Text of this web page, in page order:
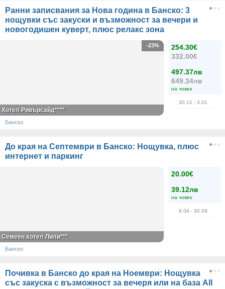
Ранни записвания за Нова година в Банско: 3
нощувки със закуски и възможност за вечери и
новогодишен куверт, плюс релакс зона
254.30€
332.00€
497.37лв
649.34лв
на човек
30.12 - 3.01
-23%
Хотел Ривърсайд****
Банско
До края на Септември в Банско: Нощувка, плюс
интернет и паркинг
20.00€
39.12лв
на човек
8.04 - 30.09
Семеен хотел Лили***
Банско
Почивка в Банско до края на Ноември: Нощувка
със закуска с възможност за вечеря или на база All